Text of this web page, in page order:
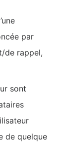
par
de rappel,
sont
de quelque